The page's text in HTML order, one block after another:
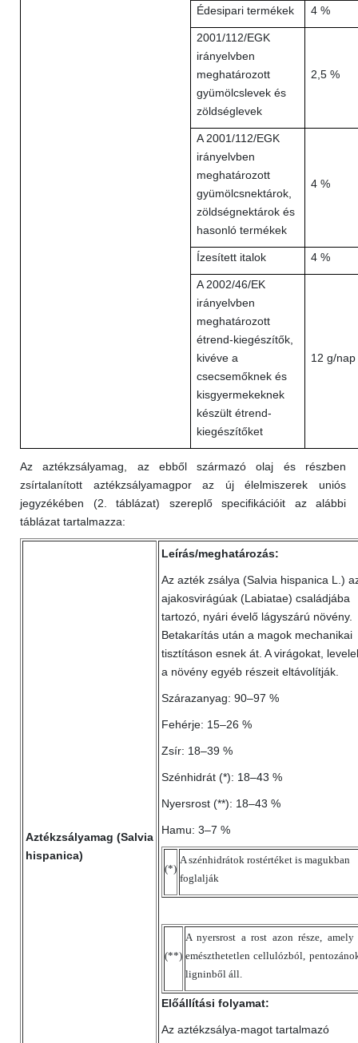
Édesipari termékek 4 %
2001/112/EGK
irányelvben
meghatározott
gyümölcslevek és
zöldséglevek
2,5 %
A 2001/112/EGK
irányelvben
meghatározott
gyümölcsnektárok,
zöldségnektárok és
hasonló termékek
4 %
Ízesített italok 4 %
A 2002/46/EK
irányelvben
meghatározott
étrend-kiegészítők,
kivéve a
csecsemőknek és
kisgyermekeknek
készült étrend-
kiegészítőket
12 g/nap
Az aztékzsályamag, az ebből származó olaj és részben
zsírtalanított aztékzsályamagpor az új élelmiszerek uniós
jegyzékében (2. táblázat) szereplő specifikációit az alábbi
táblázat tartalmazza:
Aztékzsályamag (Salvia
hispanica)
Leírás/meghatározás:
Az azték zsálya (Salvia hispanica L.)
ajakosvirágúak (Labiatae) családjába
tartozó, nyári évelő lágyszárú növény.
Betakarítás után a magok mechanikai
tisztításon esnek át. A virágokat,
a növény egyéb részeit eltávolítják.
Szárazanyag: 90–97 %
Fehérje: 15–26 %
Zsír: 18–39 %
Szénhidrát (*): 18–43 %
Nyersrost (**): 18–43 %
Hamu: 3–7 %
(*)
A szénhidrátok rostértéket is magukban
foglalják
(**)
A nyersrost a rost azon része, amely
emészthetetlen cellulózból,
ligninből áll.
Előállítási folyamat:
Az aztékzsálya-magot tartalmazó